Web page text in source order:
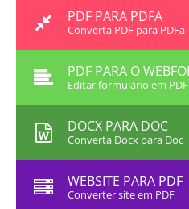
PDF PARA PDFA
Converta PDF para PDFa
PDF PARA O
Editar formulário em PDF
DOCX PARA DOC
Converta Docx para Doc
WEBSITE PARA PDF
Converter site em PDF